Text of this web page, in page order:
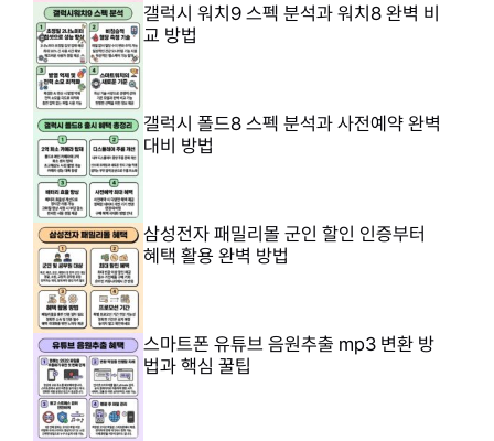
갤럭시 워치9 스펙 분석과 워치8 완벽 비
교 방법
갤럭시 폴드8 스펙 분석과 사전예약 완벽
대비 방법
삼성전자 패밀리몰 군인 할인 인증부터
혜택 활용 완벽 방법
스마트폰 유튜브 음원추출 mp3 변환 방
법과 핵심 꿀팁